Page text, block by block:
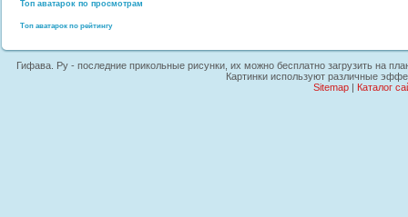
Топ аватарок по просмотрам
Топ аватарок по рейтингу
Гифава. Ру - последние прикольные рисунки, их можно бесплатно загрузить на
Картинки используют различные
Sitemap| Каталог